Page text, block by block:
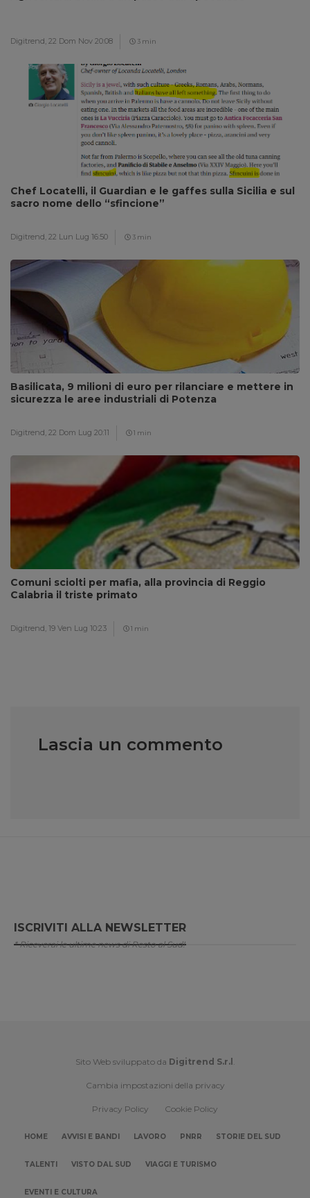
Digitrend, 22 Dom Nov 20:08 3 min
Chef Locatelli, il Guardian e le gaffes sulla Sicilia e sul
sacro nome dello “sfincione”
Digitrend, 22 Lun Lug 16:50 3 min
Basilicata, 9 milioni di euro per rilanciare e mettere in
sicurezza le aree industriali di Potenza
Digitrend, 22 Dom Lug 20:11 1 min
Comuni sciolti per mafia, alla provincia di Reggio
Calabria il triste primato
Digitrend, 19 Ven Lug 10:23 1 min
Lascia un commento
ISCRIVITI ALLA NEWSLETTER
* Riceverai le ultime news di Resto al Sud!
Sito Web sviluppato da Digitrend S.r.l .
Cambia impostazioni della privacy
Privacy Policy Cookie Policy
HOME AVVISI E BANDI LAVORO PNRR STORIE DEL SUD
TALENTI VISTO DAL SUD VIAGGI E TURISMO
EVENTI E CULTURA